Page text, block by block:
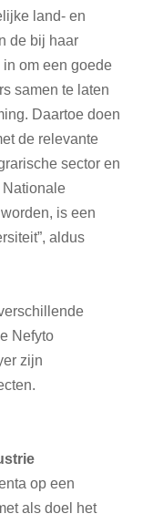
land- en
de bij haar
om een goede
samen te laten
Daartoe doen
de relevante
sector en
Nationale
is een
aldus
Nefyto
zijn
op een
als doel het